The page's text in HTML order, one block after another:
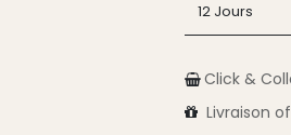
12 Jours
Click &
Livraison